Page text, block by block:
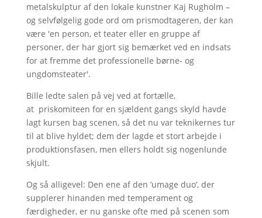
metalskulptur af den lokale kunstner Kaj Rugholm –
og selvfølgelig gode ord om prismodtageren, der kan
være 'en person, et teater eller en gruppe af
personer, der har gjort sig bemærket ved en indsats
for at fremme det professionelle børne- og
ungdomsteater'.
Bille ledte salen på vej ved at fortælle,
at priskomiteen for en sjældent gangs skyld havde
lagt kursen bag scenen, så det nu var teknikernes tur
til at blive hyldet; dem der lagde et stort arbejde i
produktionsfasen, men ellers holdt sig nogenlunde
skjult.
Og så alligevel: Den ene af den ’umage duo’, der
supplerer hinanden med temperament og
færdigheder, er nu ganske ofte med på scenen som